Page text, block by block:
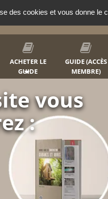
ACHETER LE
GUIDE
GUIDE (ACCÈS
MEMBRE)
fier
jardin, remise
des cookies et vous donne le